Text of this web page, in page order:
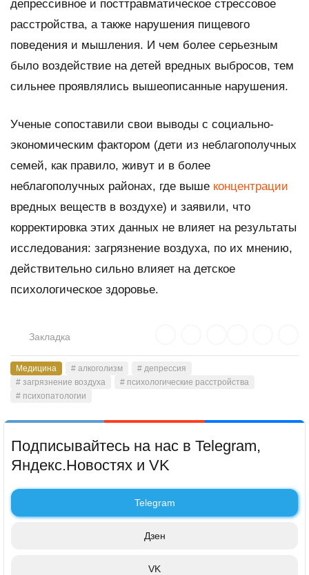
депрессивное и посттравматическое стрессовое
расстройства, а также нарушения пищевого
поведения и мышления. И чем более серьезным
было воздействие на детей вредных выбросов, тем
сильнее проявлялись вышеописанные нарушения.
Ученые сопоставили свои выводы с социально-
экономическим фактором (дети из неблагополучных
семей, как правило, живут и в более
неблагополучных районах, где выше концентрации
вредных веществ в воздухе) и заявили, что
корректировка этих данных не влияет на результаты
исследования: загрязнение воздуха, по их мнению,
действительно сильно влияет на детское
психологическое здоровье.
Закладка
Медицина # алкоголизм
# депрессия
# загрязнение воздуха
# психологические расстройства
# психопатологии
Подписывайтесь на нас в Telegram,
Яндекс.Новостях и VK
Telegram
Дзен
VK